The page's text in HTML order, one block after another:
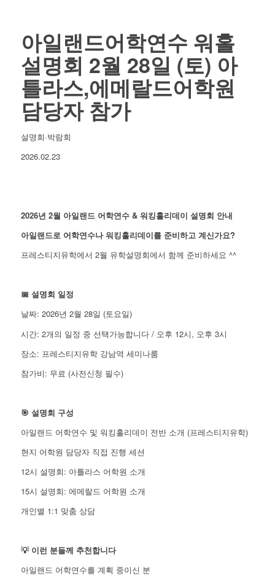
아일랜드어학연수 워홀
설명회 2월 28일 (토) 아
틀라스,에메랄드어학원
담당자 참가
설명회·박람회
2026.02.23
2026년 2월 아일랜드 어학연수 & 워킹홀리데이 설명회 안내
아일랜드로 어학연수나 워킹홀리데이를 준비하고 계신가요?
프레스티지유학에서 2월 유학설명회에서 함께 준비하세요 ^^
📅 설명회 일정
날짜: 2026년 2월 28일 (토요일)
시간: 2개의 일정 중 선택가능합니다 / 오후 12시, 오후 3시
장소: 프레스티지유학 강남역 세미나룸
참가비: 무료 (사전신청 필수)
🎯 설명회 구성
아일랜드 어학연수 및 워킹홀리데이 전반 소개 (프레스티지유학)
현지 어학원 담당자 직접 진행 세션
12시 설명회: 아틀라스 어학원 소개
15시 설명회: 에메랄드 어학원 소개
개인별 1:1 맞춤 상담
💡 이런 분들께 추천합니다
아일랜드 어학연수를 계획 중이신 분